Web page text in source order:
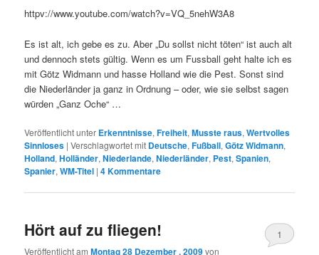
httpv://www.youtube.com/watch?v=VQ_5nehW3A8
Es ist alt, ich gebe es zu. Aber „Du sollst nicht töten“ ist auch alt
und dennoch stets gültig. Wenn es um Fussball geht halte ich es
mit Götz Widmann und hasse Holland wie die Pest. Sonst sind
die Niederländer ja ganz in Ordnung – oder, wie sie selbst sagen
würden „Ganz Oche“ …
Veröffentlicht unter Erkenntnisse,Freiheit,Musste raus,Wertvolles
Sinnloses |Verschlagwortet mit Deutsche,Fußball,Götz Widmann,
Holland,Holländer,Niederlande,Niederländer, Pest,Spanien,
Spanier,WM-Titel |4Kommentare
Hört auf zu fliegen!
Veröffentlicht amMontag 28 Dezember , 2009von
1